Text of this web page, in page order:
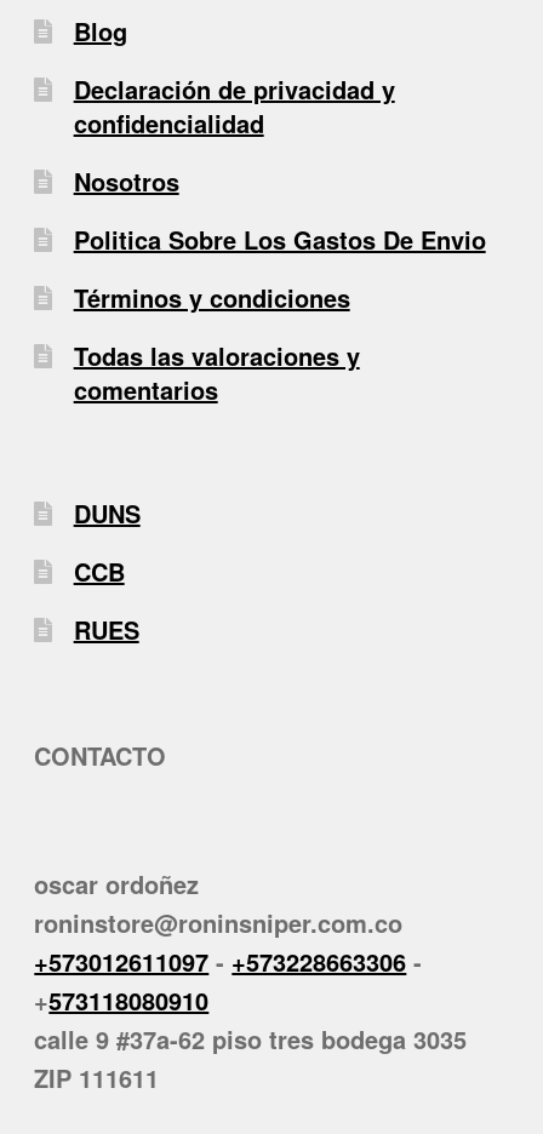
Blog
Declaración de privacidad y
confidencialidad
Nosotros
Politica Sobre Los Gastos De Envio
Términos y condiciones
Todas las valoraciones y
comentarios
DUNS
CCB
RUES
CONTACTO
oscar ordoñez
roninstore@roninsniper.com.co
+573012611097 - +573228663306 -
+573118080910
calle 9 #37a-62 piso tres bodega 3035
ZIP 111611